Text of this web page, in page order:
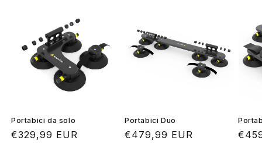
Portabici da solo
Prezzo
€329,99 EUR
Portabici Duo
Prezzo
€479,99 EUR